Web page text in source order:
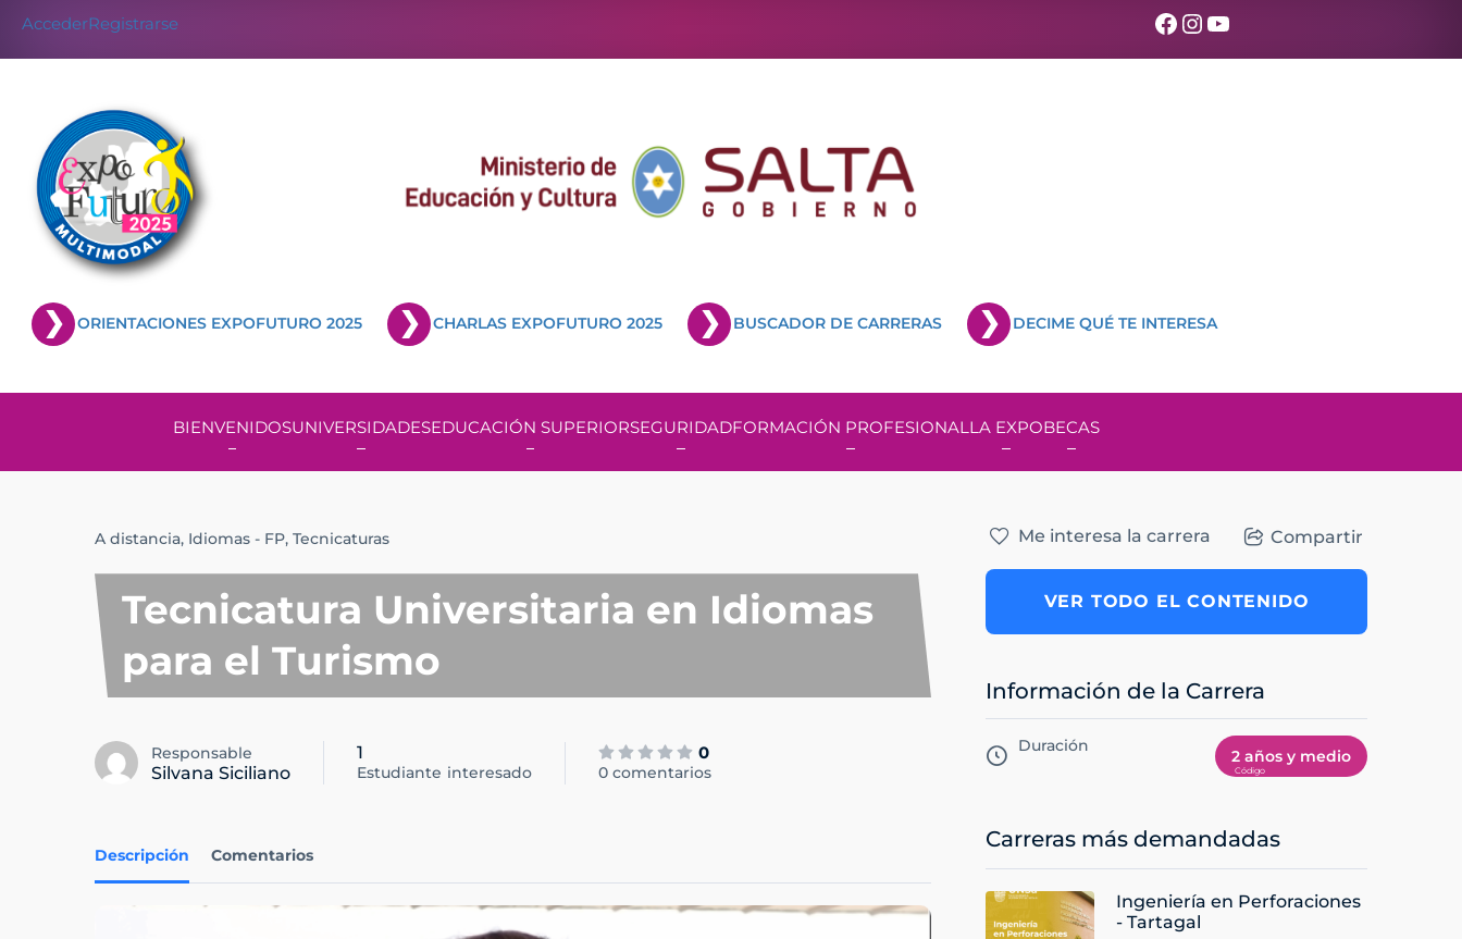
AccederRegistrarse Facebook
Instagram
YouTube
ORIENTACIONES EXPOFUTURO 2025 CHARLAS EXPOFUTURO 2025 BUSCADOR DE CARRERAS DECIME QUÉ TE INTERESA
BIENVENIDOSUNIVERSIDADESEDUCACIÓN SUPERIORSEGURIDADFORMACIÓN PROFESIONALLA EXPOBECAS
A distancia, Idiomas - FP, Tecnicaturas
Tecnicatura Universitaria en Idiomas
para el Turismo
Responsable
Silvana Siciliano
1
Estudiante interesado
0
0 comentarios
Descripción Comentarios
Me interesa la carrera Compartir
VER TODO EL CONTENIDO
Información de la Carrera
Duración
2 años y medio
Carreras más demandadas
Ingeniería en Perforaciones
- Tartagal